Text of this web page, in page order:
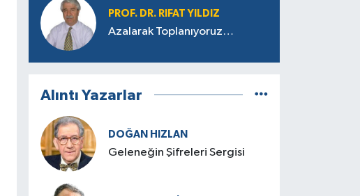
PROF. DR. RIFAT YILDIZ
Azalarak Toplanıyoruz…
Alıntı Yazarlar
DOĞAN HIZLAN
Geleneğin Şifreleri Sergisi